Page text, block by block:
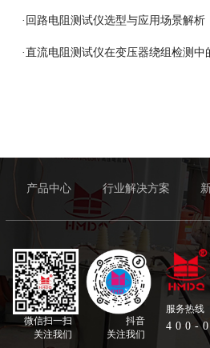
· 回路电阻测试仪选型与应用场景解析
·直流电阻测试仪在变压器绕组检测中
产品中心 行业解决方案
微信扫一扫
关注我们
抖音
关注我们
服务热线
400-